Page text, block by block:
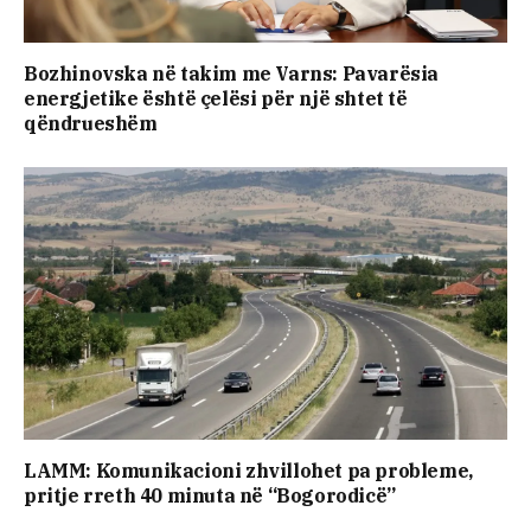
Bozhinovska në takim me Varns: Pavarësia
energjetike është çelësi për një shtet të
qëndrueshëm
LAMM: Komunikacioni zhvillohet pa probleme,
pritje rreth 40 minuta në “Bogorodicë”